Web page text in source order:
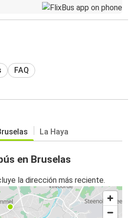
FAQ
La Haya
en Bruselas
la dirección más reciente.